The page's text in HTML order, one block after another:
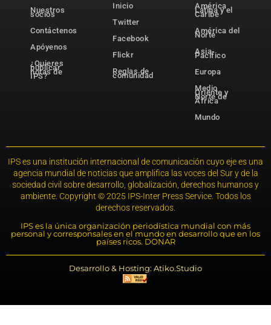
Nuestros
socios
Contáctenos
Apóyenos
¿Quieres
publicar
notas de
IPS?
Inicio
Twitter
Facebook
Flickr
Reglas de
comunidad
América
Latina y el
Caribe
América del
Norte
Asia-
Pacífico
Europa
Medio
Oriente y
Norte de
África
Mundo
IPS es una institución internacional de comunicación cuyo eje es una
agencia mundial de noticias que amplifica las voces del Sur y de la
sociedad civil sobre desarrollo, globalización, derechos humanos y
ambiente. Copyright © 2025 IPS-Inter Press Service. Todos los
derechos reservados.
IPS es la única organización periodística mundial con más
personal y corresponsales en el mundo en desarrollo que en los
países ricos. DONAR
Desarrollo & Hosting: Atiko.Studio